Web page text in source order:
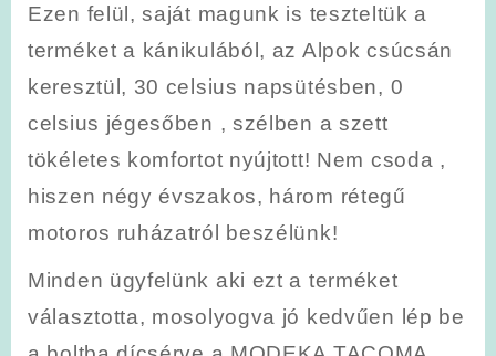
Ezen felül, saját magunk is teszteltük a
terméket a kánikulából, az Alpok csúcsán
keresztül, 30 celsius napsütésben, 0
celsius jégesőben , szélben a szett
tökéletes komfortot nyújtott! Nem csoda ,
hiszen négy évszakos, három rétegű
motoros ruházatról beszélünk!
Minden ügyfelünk aki ezt a terméket
választotta, mosolyogva jó kedvűen lép be